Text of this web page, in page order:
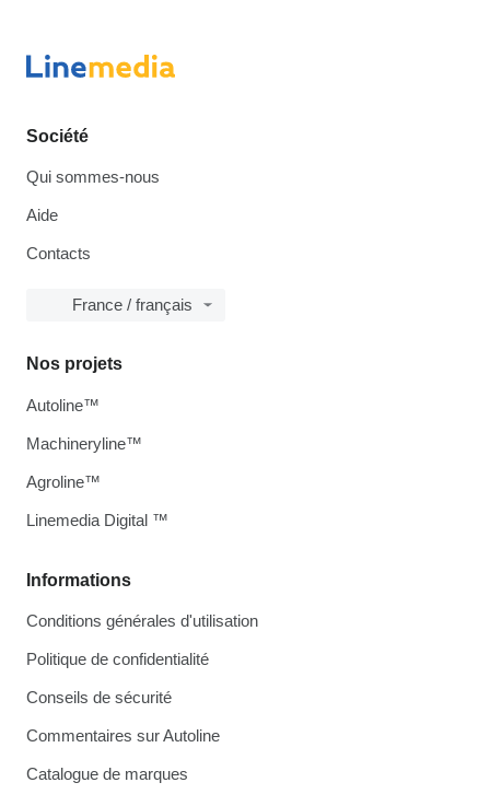
Société
Qui sommes-nous
Aide
Contacts
France / français
Informations
Conditions générales d'utilisation
Politique de confidentialité
Conseils de sécurité
Commentaires sur Autoline
Catalogue de marques
Nos projets
Autoline™
Machineryline™
Agroline™
Linemedia Digital ™